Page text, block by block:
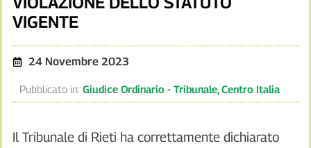
VIGENTE
24 Novembre 2023
Pubblicato in: Giudice Ordinario - Tribunale, Centro Italia
Il Tribunale di Rieti ha correttamente dichiarato